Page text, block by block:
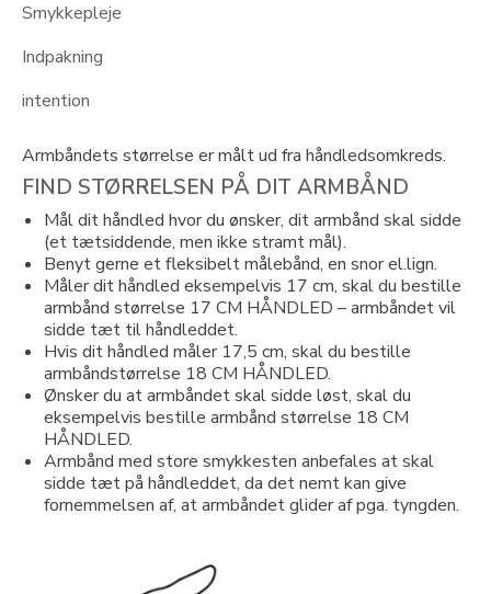
Smykkepleje
Indpakning
intention
Armbåndets størrelse er målt ud fra håndledsomkreds.
FIND STØRRELSEN PÅ DIT ARMBÅND
Mål dit håndled hvor du ønsker, dit armbånd skal sidde
(et tætsiddende, men ikke stramt mål).
Benyt gerne et fleksibelt målebånd, en snor el.lign.
Måler dit håndled eksempelvis 17 cm, skal du bestille
armbånd størrelse 17 CM HÅNDLED – armbåndet vil
sidde tæt til håndleddet.
Hvis dit håndled måler 17,5 cm, skal du bestille
armbåndstørrelse 18 CM HÅNDLED.
Ønsker du at armbåndet skal sidde løst, skal du
eksempelvis bestille armbånd størrelse 18 CM
HÅNDLED.
Armbånd med store smykkesten anbefales at skal
sidde tæt på håndleddet, da det nemt kan give
fornemmelsen af, at armbåndet glider af pga. tyngden.